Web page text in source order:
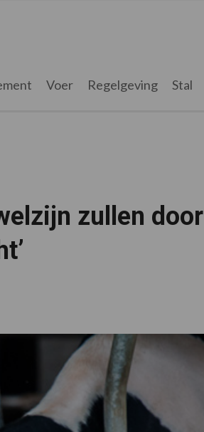
Voer Regelgeving Stal
zullen door